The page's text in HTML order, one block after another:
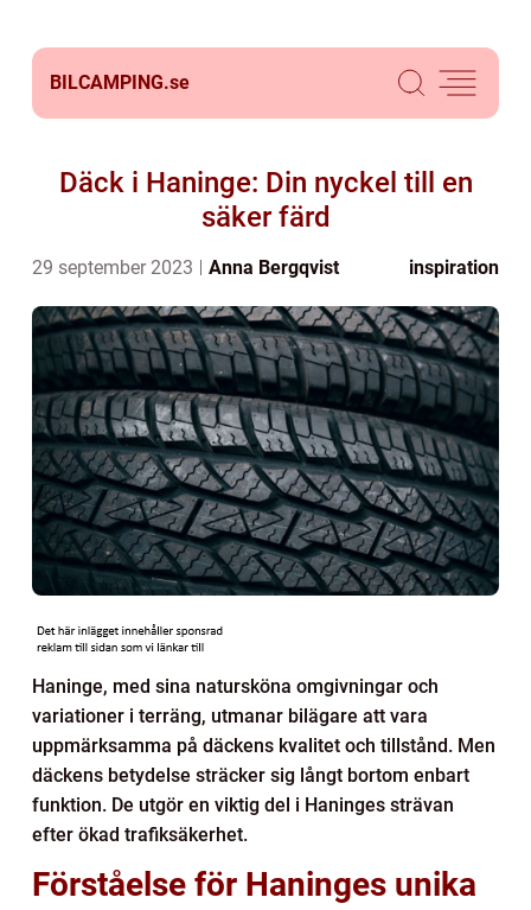
BILCAMPING.se
Däck i Haninge: Din nyckel till en
säker färd
29 september 2023 Anna Bergqvist inspiration
Haninge, med sina natursköna omgivningar och
variationer i terräng, utmanar bilägare att vara
uppmärksamma på däckens kvalitet och tillstånd. Men
däckens betydelse sträcker sig långt bortom enbart
funktion. De utgör en viktig del i Haninges strävan
efter ökad trafiksäkerhet.
Förståelse för Haninges unika